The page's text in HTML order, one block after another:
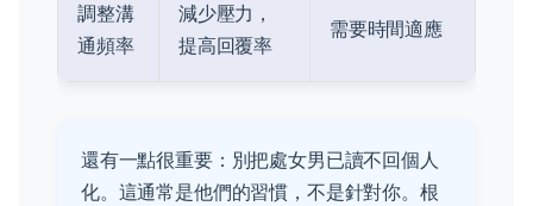
調整溝
通頻率
減少壓力，
提高回覆率
需要時間適應
還有一點很重要：別把處女男已讀不回個人
化。這通常是他們的習慣，不是針對你。根